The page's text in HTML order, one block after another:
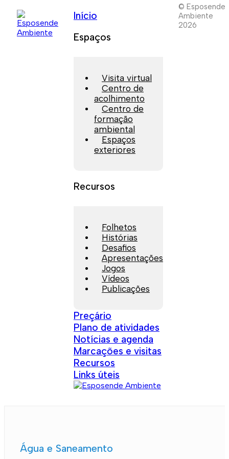
Início
Espaços
Visita virtual
Centro de
acolhimento
Centro de
formação
ambiental
Espaços
exteriores
Recursos
Folhetos
Histórias
Desafios
Apresentações
Jogos
Vídeos
Publicações
Preçário
Plano de atividades
Notícias e agenda
Marcações e visitas
Recursos
Links úteis
© Esposende
Ambiente
2026
Água e Saneamento